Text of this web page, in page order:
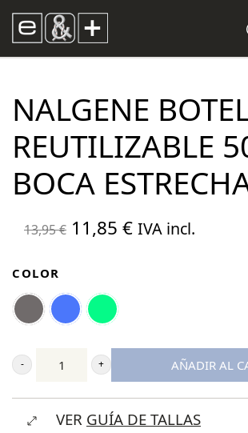
NALGENE
REUTILIZABLE
BOCA
13,95€ El
era:
13,95 €.
11,85 €El
IVA incl.
COLOR
Nalgene
Botella
Reutilizable
AÑADIR AL
VER GUÍA DE TALLAS